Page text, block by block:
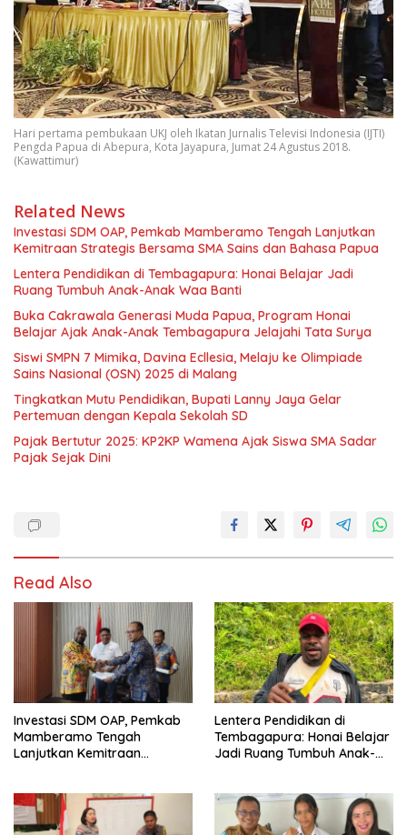
Hari pertama pembukaan UKJ oleh Ikatan Jurnalis Televisi Indonesia (IJTI)
Pengda Papua di Abepura, Kota Jayapura, Jumat 24 Agustus 2018.
(Kawattimur)
Related News
Investasi SDM OAP, Pemkab Mamberamo Tengah Lanjutkan
Kemitraan Strategis Bersama SMA Sains dan Bahasa Papua
Lentera Pendidikan di Tembagapura: Honai Belajar Jadi
Ruang Tumbuh Anak-Anak Waa Banti
Buka Cakrawala Generasi Muda Papua, Program Honai
Belajar Ajak Anak-Anak Tembagapura Jelajahi Tata Surya
Siswi SMPN 7 Mimika, Davina Ecllesia, Melaju ke Olimpiade
Sains Nasional (OSN) 2025 di Malang
Tingkatkan Mutu Pendidikan, Bupati Lanny Jaya Gelar
Pertemuan dengan Kepala Sekolah SD
Pajak Bertutur 2025: KP2KP Wamena Ajak Siswa SMA Sadar
Pajak Sejak Dini
Read Also
Investasi SDM OAP, Pemkab
Mamberamo Tengah
Lanjutkan Kemitraan
Lentera Pendidikan di
Tembagapura: Honai Belajar
Jadi Ruang Tumbuh Anak-